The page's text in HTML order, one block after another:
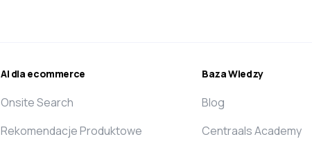
AI dla ecommerce
Onsite Search
Rekomendacje Produktowe
Baza Wiedzy
Blog
Centraals Academy